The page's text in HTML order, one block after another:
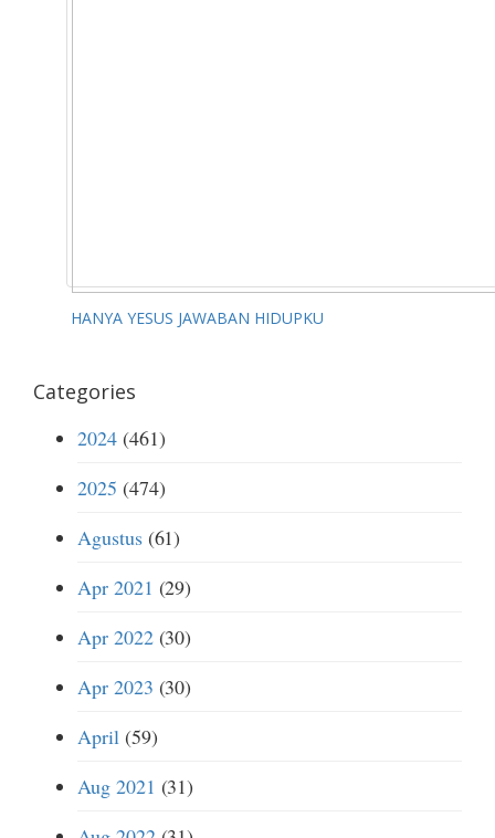
HANYA YESUS JAWABAN HIDUPKU
Categories
2024(461)
2025 (474)
Agustus(61)
Apr 2021 (29)
Apr 2022(30)
Apr 2023 (30)
April(59)
Aug 2021 (31)